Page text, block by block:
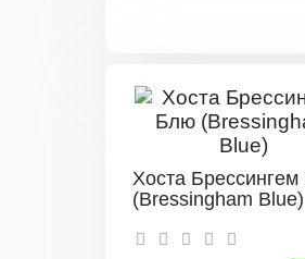
Хоста
(Bressingham Blue)